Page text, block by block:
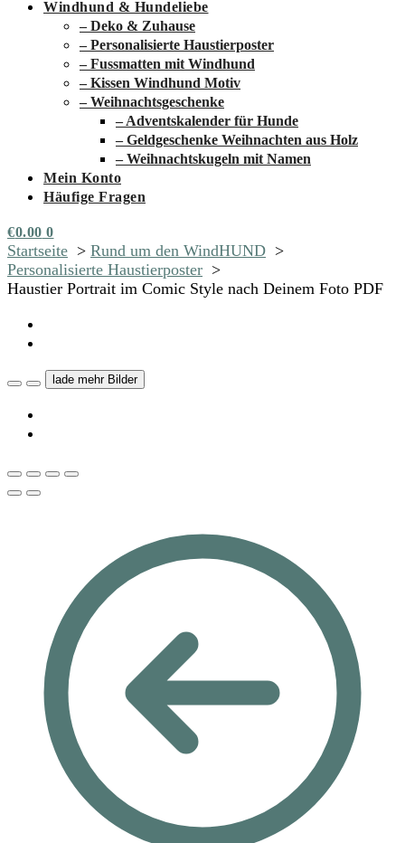
Windhund & Hundeliebe
– Deko & Zuhause
– Personalisierte Haustierposter
– Fussmatten mit Windhund
– Kissen Windhund Motiv
– Weihnachtsgeschenke
– Adventskalender für Hunde
– Geldgeschenke Weihnachten aus Holz
– Weihnachtskugeln mit Namen
Mein Konto
Häufige Fragen
€0.00 0
Startseite
Rund um den WindHUND
Personalisierte Haustierposter
Haustier Portrait im Comic Style nach Deinem Foto PDF
lade mehr Bilder